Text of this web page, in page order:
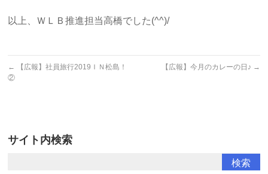
以上、ＷＬＢ推進担当高橋でした(^^)/
←
【広報】社員旅行2019ＩＮ松島！
②
【広報】今月のカレーの日♪ →
サイト内検索